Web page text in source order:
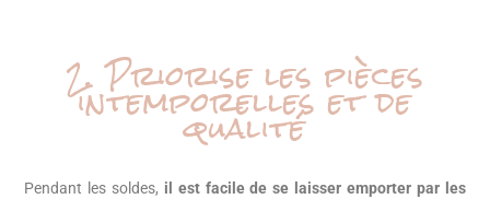
2. Priorise les pièces
intemporelles et de
qualité
Pendant les soldes, il est facile de se laisser emporter par les